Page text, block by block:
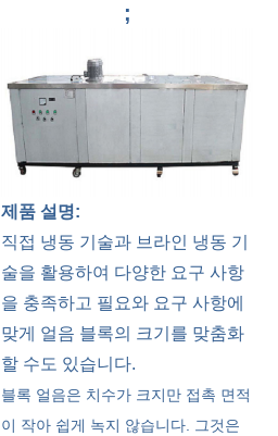
;
제품 설명:
직접 냉동 기술과 브라인 냉동 기
술을 활용하여 다양한 요구 사항
을 충족하고 필요와 요구 사항에
맞게 얼음 블록의 크기를 맞춤화
할 수도 있습니다.
블록 얼음은 치수가 크지만 접촉 면적
이 작아 쉽게 녹지 않습니다. 그것은